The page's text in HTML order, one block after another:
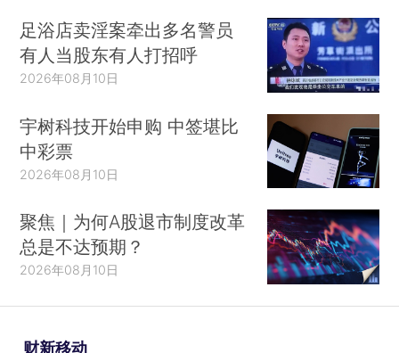
足浴店卖淫案牵出多名警员
有人当股东有人打招呼
2026年08月10日
宇树科技开始申购 中签堪比
中彩票
2026年08月10日
聚焦｜为何A股退市制度改革
总是不达预期？
2026年08月10日
财新移动